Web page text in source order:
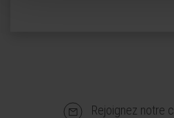
Rejoignez notre